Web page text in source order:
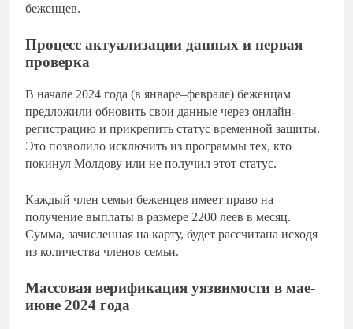
беженцев.
Процесс актуализации данных и первая
проверка
В начале 2024 года (в январе–феврале) беженцам
предложили обновить свои данные через онлайн-
регистрацию и прикрепить статус временной защиты.
Это позволило исключить из программы тех, кто
покинул Молдову или не получил этот статус.
Каждый член семьи беженцев имеет право на
получение выплаты в размере 2200 леев в месяц.
Сумма, зачисленная на карту, будет рассчитана исходя
из количества членов семьи.
Массовая верификация уязвимости в мае-
июне 2024 года